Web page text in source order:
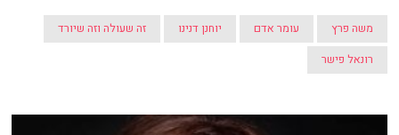
משה פרץ עומר אדם יוחנן דנינו
זה שעולה וזה שיורד
רונאל פישר